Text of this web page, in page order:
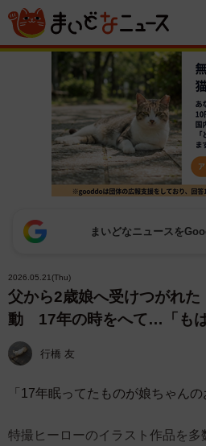
まいどなニュースを
2026.05.21(Thu)
父から2歳娘へ受けつがれ
動 17年の時をへて…「もは
行橋 友
「17年眠ってたものが娘ちゃん
特撮ヒーローのイラスト作品を